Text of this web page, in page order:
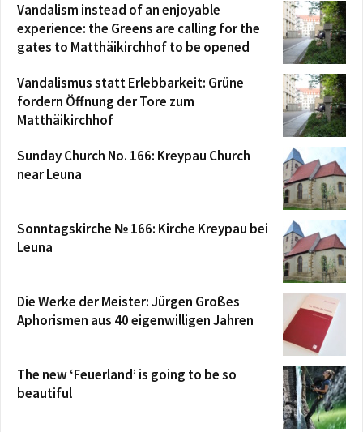
Vandalism instead of an enjoyable
experience: the Greens are calling for the
gates to Matthäikirchhof to be opened
Vandalismus statt Erlebbarkeit: Grüne
fordern Öffnung der Tore zum
Matthäikirchhof
Sunday Church No. 166: Kreypau Church
near Leuna
Sonntagskirche № 166: Kirche Kreypau bei
Leuna
Die Werke der Meister: Jürgen Großes
Aphorismen aus 40 eigenwilligen Jahren
The new ‘Feuerland’ is going to be so
beautiful